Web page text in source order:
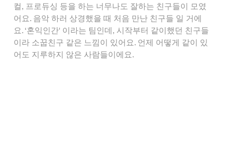
컬, 프로듀싱 등을 하는 너무나도 잘하는 친구들이 모였
어요. 음악 하러 상경했을 때 처음 만난 친구들 일 거에
요. ‘혼익인간' 이라는 팀인데, 시작부터 같이했던 친구들
이라 소꿉친구 같은 느낌이 있어요. 언제 어떻게 같이 있
어도 지루하지 않은 사람들이에요.